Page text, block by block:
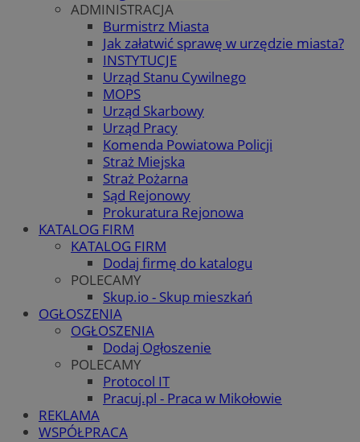
ADMINISTRACJA
Burmistrz Miasta
Jak załatwić sprawę w urzędzie miasta?
INSTYTUCJE
Urząd Stanu Cywilnego
MOPS
Urząd Skarbowy
Urząd Pracy
Komenda Powiatowa Policji
Straż Miejska
Straż Pożarna
Sąd Rejonowy
Prokuratura Rejonowa
KATALOG FIRM
KATALOG FIRM
Dodaj firmę do katalogu
POLECAMY
Skup.io - Skup mieszkań
OGŁOSZENIA
OGŁOSZENIA
Dodaj Ogłoszenie
POLECAMY
Protocol IT
Pracuj.pl - Praca w Mikołowie
REKLAMA
WSPÓŁPRACA